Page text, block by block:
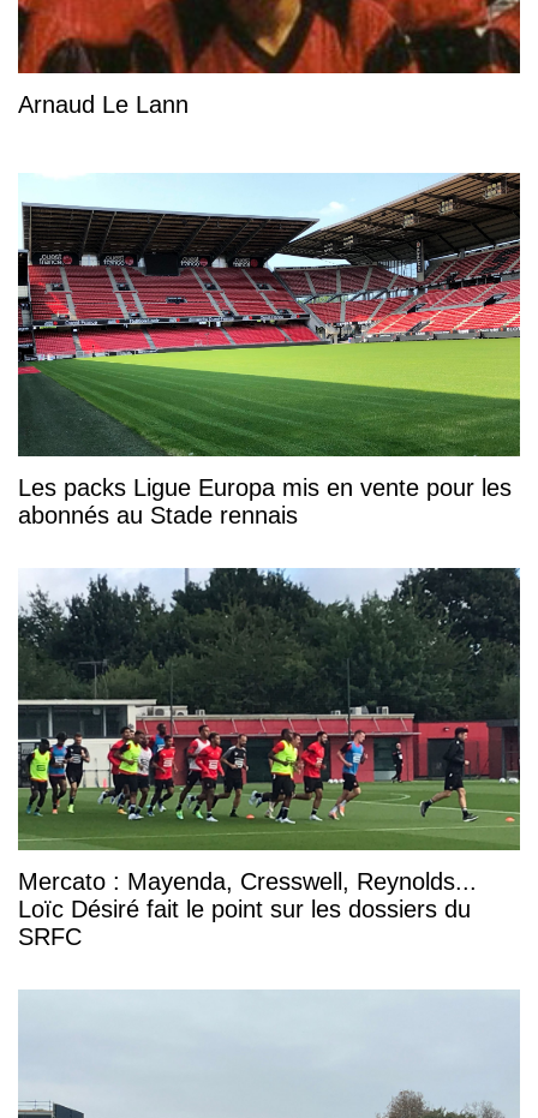
Arnaud Le Lann
Les packs Ligue Europa mis en vente pour les
abonnés au Stade rennais
Mercato : Mayenda, Cresswell, Reynolds...
Loïc Désiré fait le point sur les dossiers du
SRFC